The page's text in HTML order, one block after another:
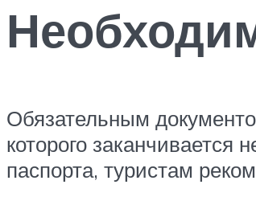
Обязательным
которого
паспорта, туристам